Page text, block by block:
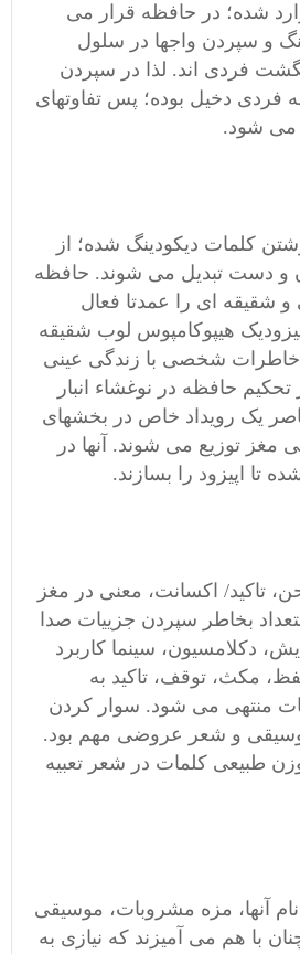
شده؛ در حافظه قرار می
و سپردن واجها در سلول
فردی اند. لذا در سپردن
فردی دخیل بوده؛ پس تفاوتهای
می شود.
کلمات دیکودینگ شده؛ از
و دست تبدیل می شوند. حافظه
و شقیقه ای را عمدتا فعال
هیپوکامپوس لوب شقیقه
خاطرات شخصی با زندگی عینی
حافظه در نوغشاء انبار
یک رویداد خاص در بخشهای
مغز توزیع می شوند. آنها در
تا اپیزود را بسازند.
تاکید/ اکسانت، معنی در مغز
بخاطر سپردن جزییات صدا
دکلامسیون، سینما کاربرد
مکث، توقف، تاکید به
منتهی می شود. سوار کردن
و شعر عروضی مهم بود.
طبیعی کلمات در شعر تعبیه
آنها، مزه مشروبات، موسیقی
با هم می آمیزند که نیازی به